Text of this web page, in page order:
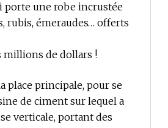
porte une robe incrustée
rubis, émeraudes… offerts
millions de dollars !
place principale, pour se
de ciment sur lequel a
verticale, portant des